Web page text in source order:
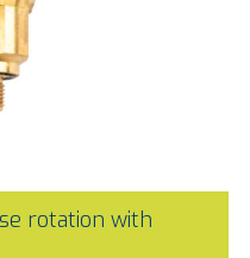
rotation with